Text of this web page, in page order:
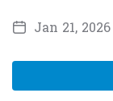
Jan 21, 2026